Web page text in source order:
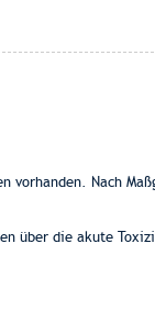
Nach
über die akute